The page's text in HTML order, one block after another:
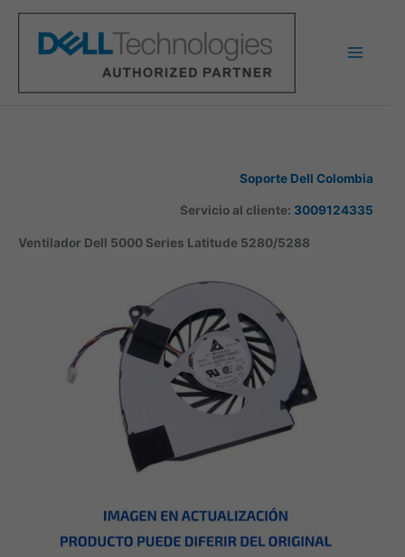
contenido
Soporte Dell Colombia
Servicio al cliente: 3009124335
Ventilador Dell 5000 Series Latitude 5280/5288